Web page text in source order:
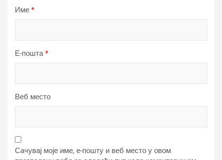
Име *
Е-пошта*
Веб место
Сачувај моје име, е-пошту и веб место у овом